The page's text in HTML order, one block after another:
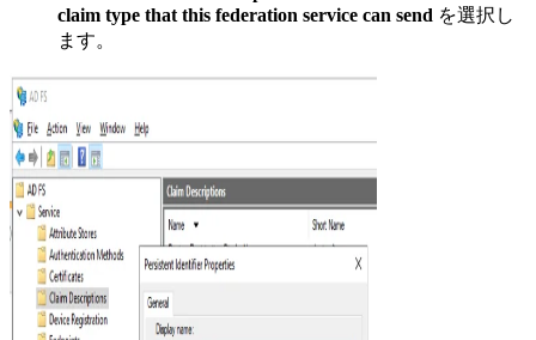
claim type that this federation service can send を選択し
ます。